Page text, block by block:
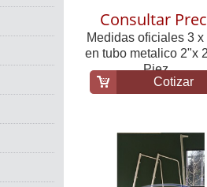
Consultar
Medidas oficiales 3 x
en tubo metalico 2"x
Piez...
Cotizar